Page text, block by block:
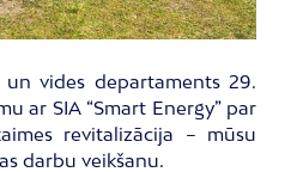
un vides departaments 29.
ar SIA “Smart Energy” par
revitalizācija – mūsu
darbu veikšanu.